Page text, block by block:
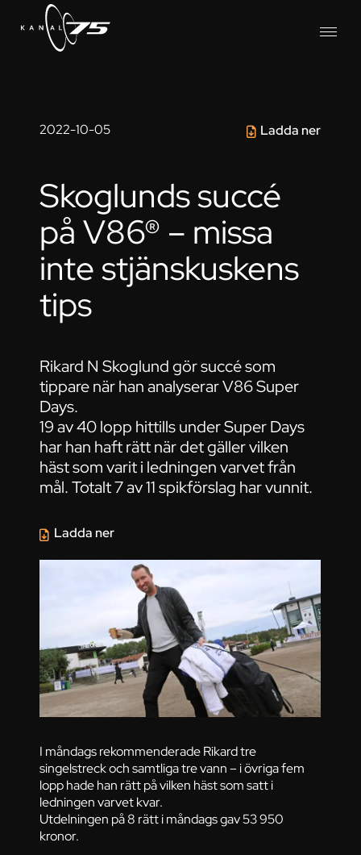
2022-10-05 Ladda ner
Skoglunds succé
på V86® – missa
inte stjänskuskens
tips
Rikard N Skoglund gör succé som
tippare när han analyserar V86 Super
Days.
19 av 40 lopp hittills under Super Days
har han haft rätt när det gäller vilken
häst som varit i ledningen varvet från
mål. Totalt 7 av 11 spikförslag har vunnit.
I måndags rekommenderade Rikard tre
singelstreck och samtliga tre vann – i övriga fem
lopp hade han rätt på vilken häst som satt i
ledningen varvet kvar.
Utdelningen på 8 rätt i måndags gav 53 950
kronor.
Ladda ner